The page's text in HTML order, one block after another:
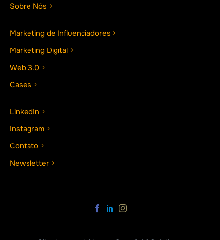
Sobre Nós
Marketing de Influenciadores
Marketing Digital
Web 3.0
Cases
LinkedIn
Instagram
Contato
Newsletter